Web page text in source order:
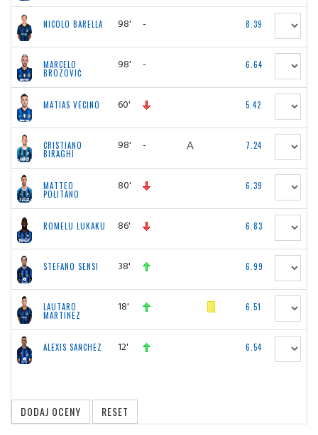
NICOLO BARELLA 98' - 8.39
MARCELO
BROZOVIĆ
98' - 6.64
MATIAS VECINO 60' 5.42
CRISTIANO
BIRAGHI
98' - 7.24
MATTEO
POLITANO
80' 6.39
ROMELU LUKAKU 86' 6.83
STEFANO SENSI 38' 6.99
LAUTARO
MARTINEZ
18' 6.51
ALEXIS SANCHEZ 12' 6.54